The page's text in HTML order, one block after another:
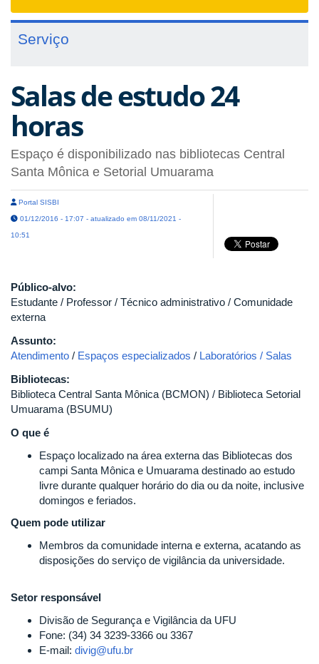
Serviço
Salas de estudo 24
horas
Espaço é disponibilizado nas bibliotecas Central
Santa Mônica e Setorial Umuarama
Portal SISBI
01/12/2016 - 17:07 - atualizado em 08/11/2021 -
10:51
Público-alvo:
Estudante / Professor / Técnico administrativo / Comunidade
externa
Assunto:
Atendimento / Espaços especializados / Laboratórios / Salas
Bibliotecas:
Biblioteca Central Santa Mônica (BCMON) / Biblioteca Setorial
Umuarama (BSUMU)
O que é
Espaço localizado na área externa das Bibliotecas dos
campi Santa Mônica e Umuarama destinado ao estudo
livre durante qualquer horário do dia ou da noite, inclusive
domingos e feriados.
Quem pode utilizar
Membros da comunidade interna e externa, acatando as
disposições do serviço de vigilância da universidade.
Setor responsável
Divisão de Segurança e Vigilância da UFU
Fone: (34) 34 3239-3366 ou 3367
E-mail: divig@ufu.br